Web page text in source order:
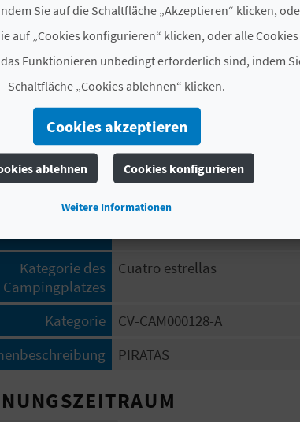
Wohneinheiten
Parzellen
der Plätze in
Wohneinheiten
1326
der Plätze im
freien Camping
0
Kategorie des
Campingplatzes
Cuatro estrellas
Kategorie
CV-CAM000128-A
PIRATAS
Sie auf die Schaltfläche „Akzeptieren“ klicken,
auf „Cookies konfigurieren“ klicken, oder alle
Funktionieren unbedingt erforderlich sind, indem
Schaltfläche „Cookies ablehnen“ klicken.
Cookies akzeptieren
ablehnen Cookies konfigurieren
Weitere Informationen